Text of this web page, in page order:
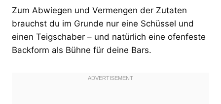
Zum Abwiegen und Vermengen der Zutaten
brauchst du im Grunde nur eine Schüssel und
einen Teigschaber – und natürlich eine ofenfeste
Backform als Bühne für deine Bars.